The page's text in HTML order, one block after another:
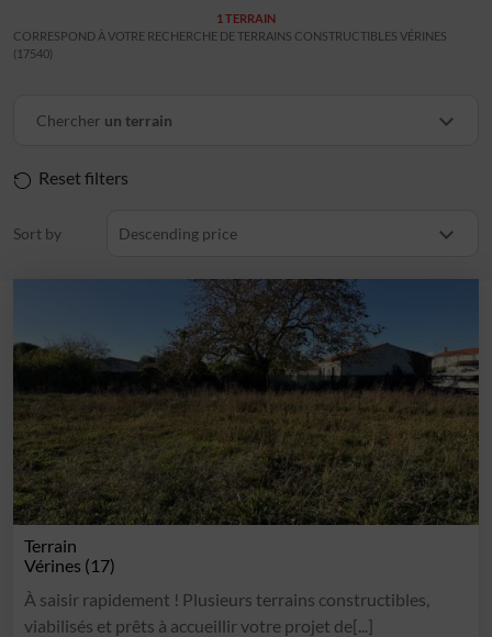
1 TERRAIN
CORRESPOND À VOTRE RECHERCHE DE TERRAINS CONSTRUCTIBLES VÉRINES
(17540)
Chercher un terrain
Reset filters
Sort by Descending price
Terrain
Vérines (17)
À saisir rapidement ! Plusieurs terrains constructibles,
viabilisés et prêts à accueillir votre projet de[...]